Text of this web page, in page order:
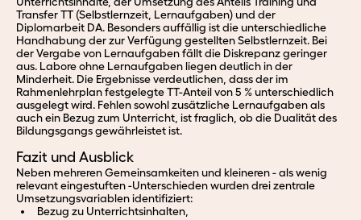
Transfer TT (Selbstlernzeit, Lernaufgaben) und der
Diplomarbeit DA. Besonders auffällig ist die unterschiedliche
Handhabung der zur Verfügung gestellten Selbstlernzeit. Bei
der Vergabe von Lernaufgaben fällt die Diskrepanz geringer
aus. Labore ohne Lernaufgaben liegen deutlich in der
Minderheit. Die Ergebnisse verdeutlichen, dass der im
Rahmenlehrplan festgelegte TT-Anteil von 5 % unterschiedlich
ausgelegt wird. Fehlen sowohl zusätzliche Lernaufgaben als
auch ein Bezug zum Unterricht, ist fraglich, ob die Dualität des
Bildungsgangs gewährleistet ist.
Fazit und Ausblick
Neben mehreren Gemeinsamkeiten und kleineren - als wenig
relevant eingestuften -Unterschieden wurden drei zentrale
Umsetzungsvariablen identifiziert:
Bezug zu Unterrichtsinhalten,